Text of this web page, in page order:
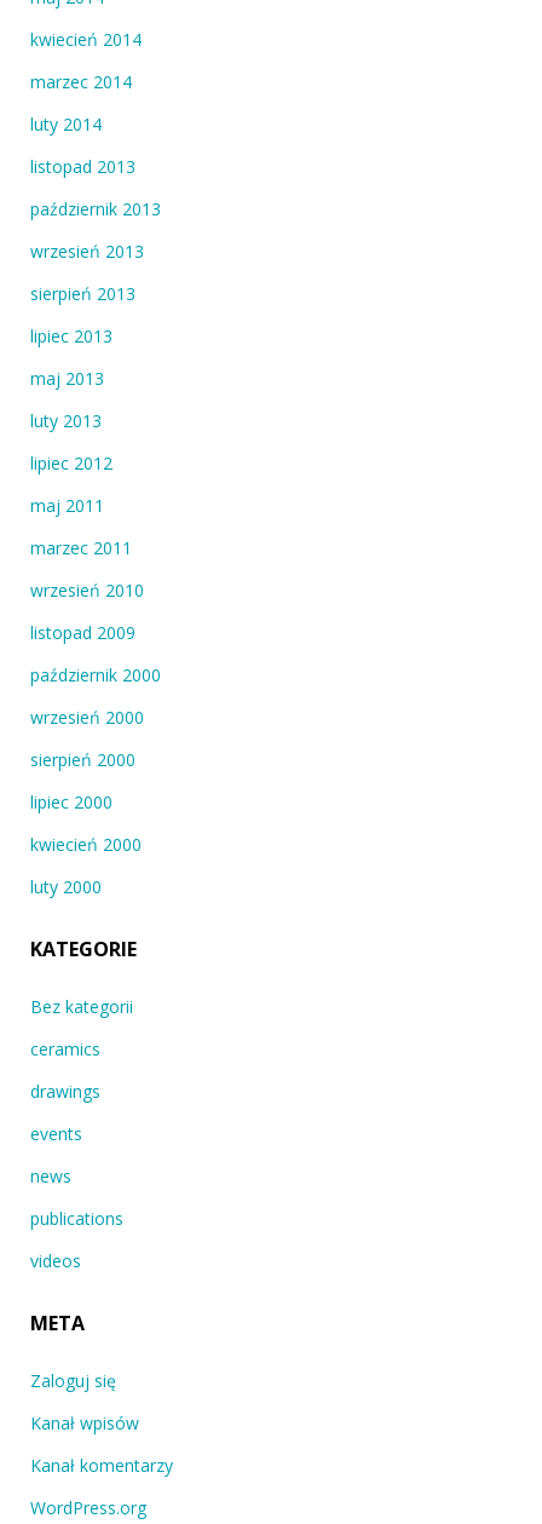
kwiecień 2014
marzec 2014
luty 2014
listopad 2013
październik 2013
wrzesień 2013
sierpień 2013
lipiec 2013
maj 2013
luty 2013
lipiec 2012
maj 2011
marzec 2011
wrzesień 2010
listopad 2009
październik 2000
wrzesień 2000
sierpień 2000
lipiec 2000
kwiecień 2000
luty 2000
KATEGORIE
Bez kategorii
ceramics
drawings
events
news
publications
videos
META
Zaloguj się
Kanał wpisów
Kanał komentarzy
WordPress.org